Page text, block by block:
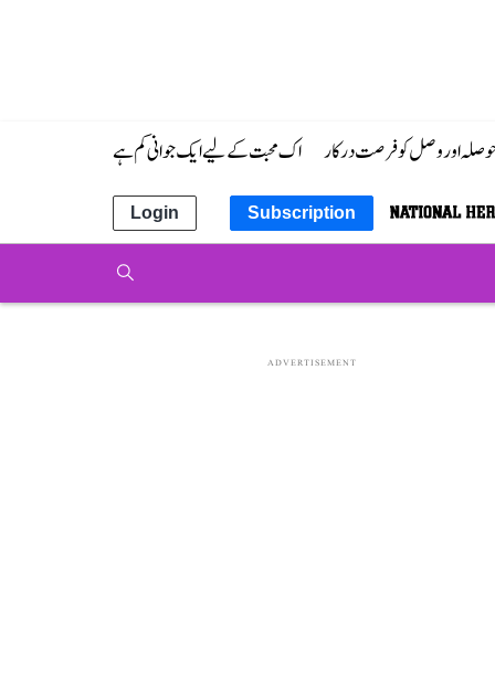
حوصلہ اور وصل کو فرصت درکار اک محبت کے لیے ایک جوانی کم ہے
Subscription
Login
ADVERTISEMENT